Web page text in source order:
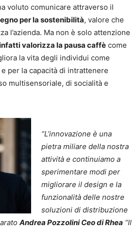
voluto comunicare attraverso il
per la sostenibilità, valore che
l’azienda. Ma non è solo attenzione
valorizza la pausa caffè come
la vita degli individui come
per la capacità di intrattenere
multisensoriale, di socialità e
“L’innovazione è una
pietra miliare della nostra
attività e continuiamo a
sperimentare modi per
migliorare il design e la
funzionalità delle nostre
soluzioni di distribuzione
Andrea Pozzolini Ceo di Rhea “Il